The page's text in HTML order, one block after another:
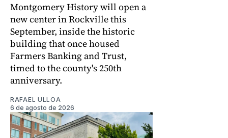
Montgomery History will open a
new center in Rockville this
September, inside the historic
building that once housed
Farmers Banking and Trust,
timed to the county's 250th
anniversary.
RAFAEL ULLOA
6 de agosto de 2026